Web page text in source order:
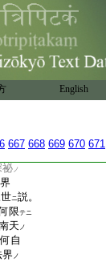
English
667 668 669 670 671
三
三
祕 ノ
ニ説。
限テニ
天 ノ
自
ノ